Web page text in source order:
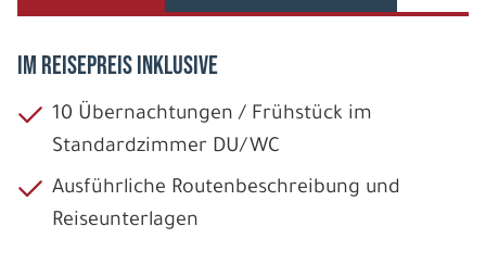
IM REISEPREIS INKLUSIVE
10 Übernachtungen / Frühstück im
Standardzimmer DU/WC
Ausführliche Routenbeschreibung und
Reiseunterlagen